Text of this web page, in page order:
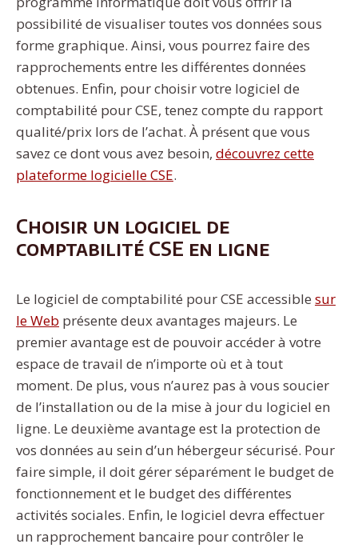
possibilité de visualiser toutes vos données sous
forme graphique. Ainsi, vous pourrez faire des
rapprochements entre les différentes données
obtenues. Enfin, pour choisir votre logiciel de
comptabilité pour CSE, tenez compte du rapport
qualité/prix lors de l’achat. À présent que vous
savez ce dont vous avez besoin, découvrez cette
plateforme logicielle CSE.
Choisir un logiciel de
comptabilité CSE en ligne
Le logiciel de comptabilité pour CSE accessible sur
le Web présente deux avantages majeurs. Le
premier avantage est de pouvoir accéder à votre
espace de travail de n’importe où et à tout
moment. De plus, vous n’aurez pas à vous soucier
de l’installation ou de la mise à jour du logiciel en
ligne. Le deuxième avantage est la protection de
vos données au sein d’un hébergeur sécurisé. Pour
faire simple, il doit gérer séparément le budget de
fonctionnement et le budget des différentes
activités sociales. Enfin, le logiciel devra effectuer
un rapprochement bancaire pour contrôler le